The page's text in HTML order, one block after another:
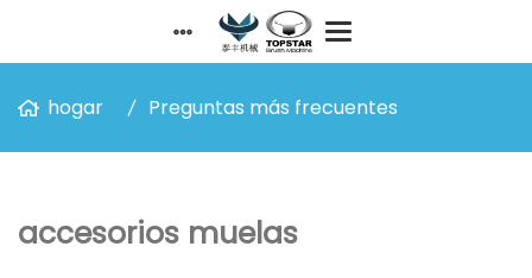
hogar Preguntas más frecuentes
accesorios muelas